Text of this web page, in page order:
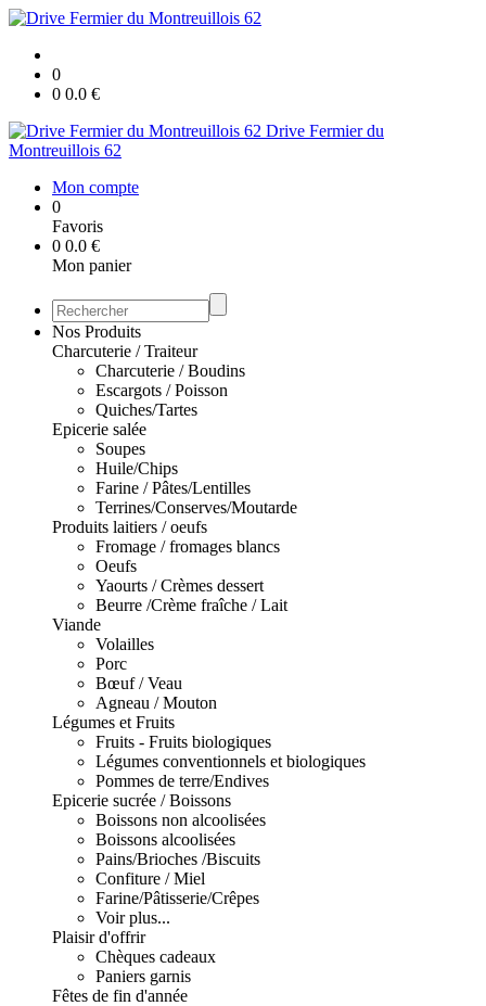
0
0 0.0 €
Drive Fermier du
Montreuillois 62
Mon compte
0
Favoris
0 0.0 €
Mon panier
Nos Produits
Charcuterie / Traiteur
Charcuterie / Boudins
Escargots / Poisson
Quiches/Tartes
Epicerie salée
Soupes
Huile/Chips
Farine / Pâtes/Lentilles
Terrines/Conserves/Moutarde
Produits laitiers / oeufs
Fromage / fromages blancs
Oeufs
Yaourts / Crèmes dessert
Beurre /Crème fraîche / Lait
Viande
Volailles
Porc
Bœuf / Veau
Agneau / Mouton
Légumes et Fruits
Fruits - Fruits biologiques
Légumes conventionnels et biologiques
Pommes de terre/Endives
Epicerie sucrée / Boissons
Boissons non alcoolisées
Boissons alcoolisées
Pains/Brioches /Biscuits
Confiture / Miel
Farine/Pâtisserie/Crêpes
Voir plus...
Plaisir d'offrir
Chèques cadeaux
Paniers garnis
Fêtes de fin d'année